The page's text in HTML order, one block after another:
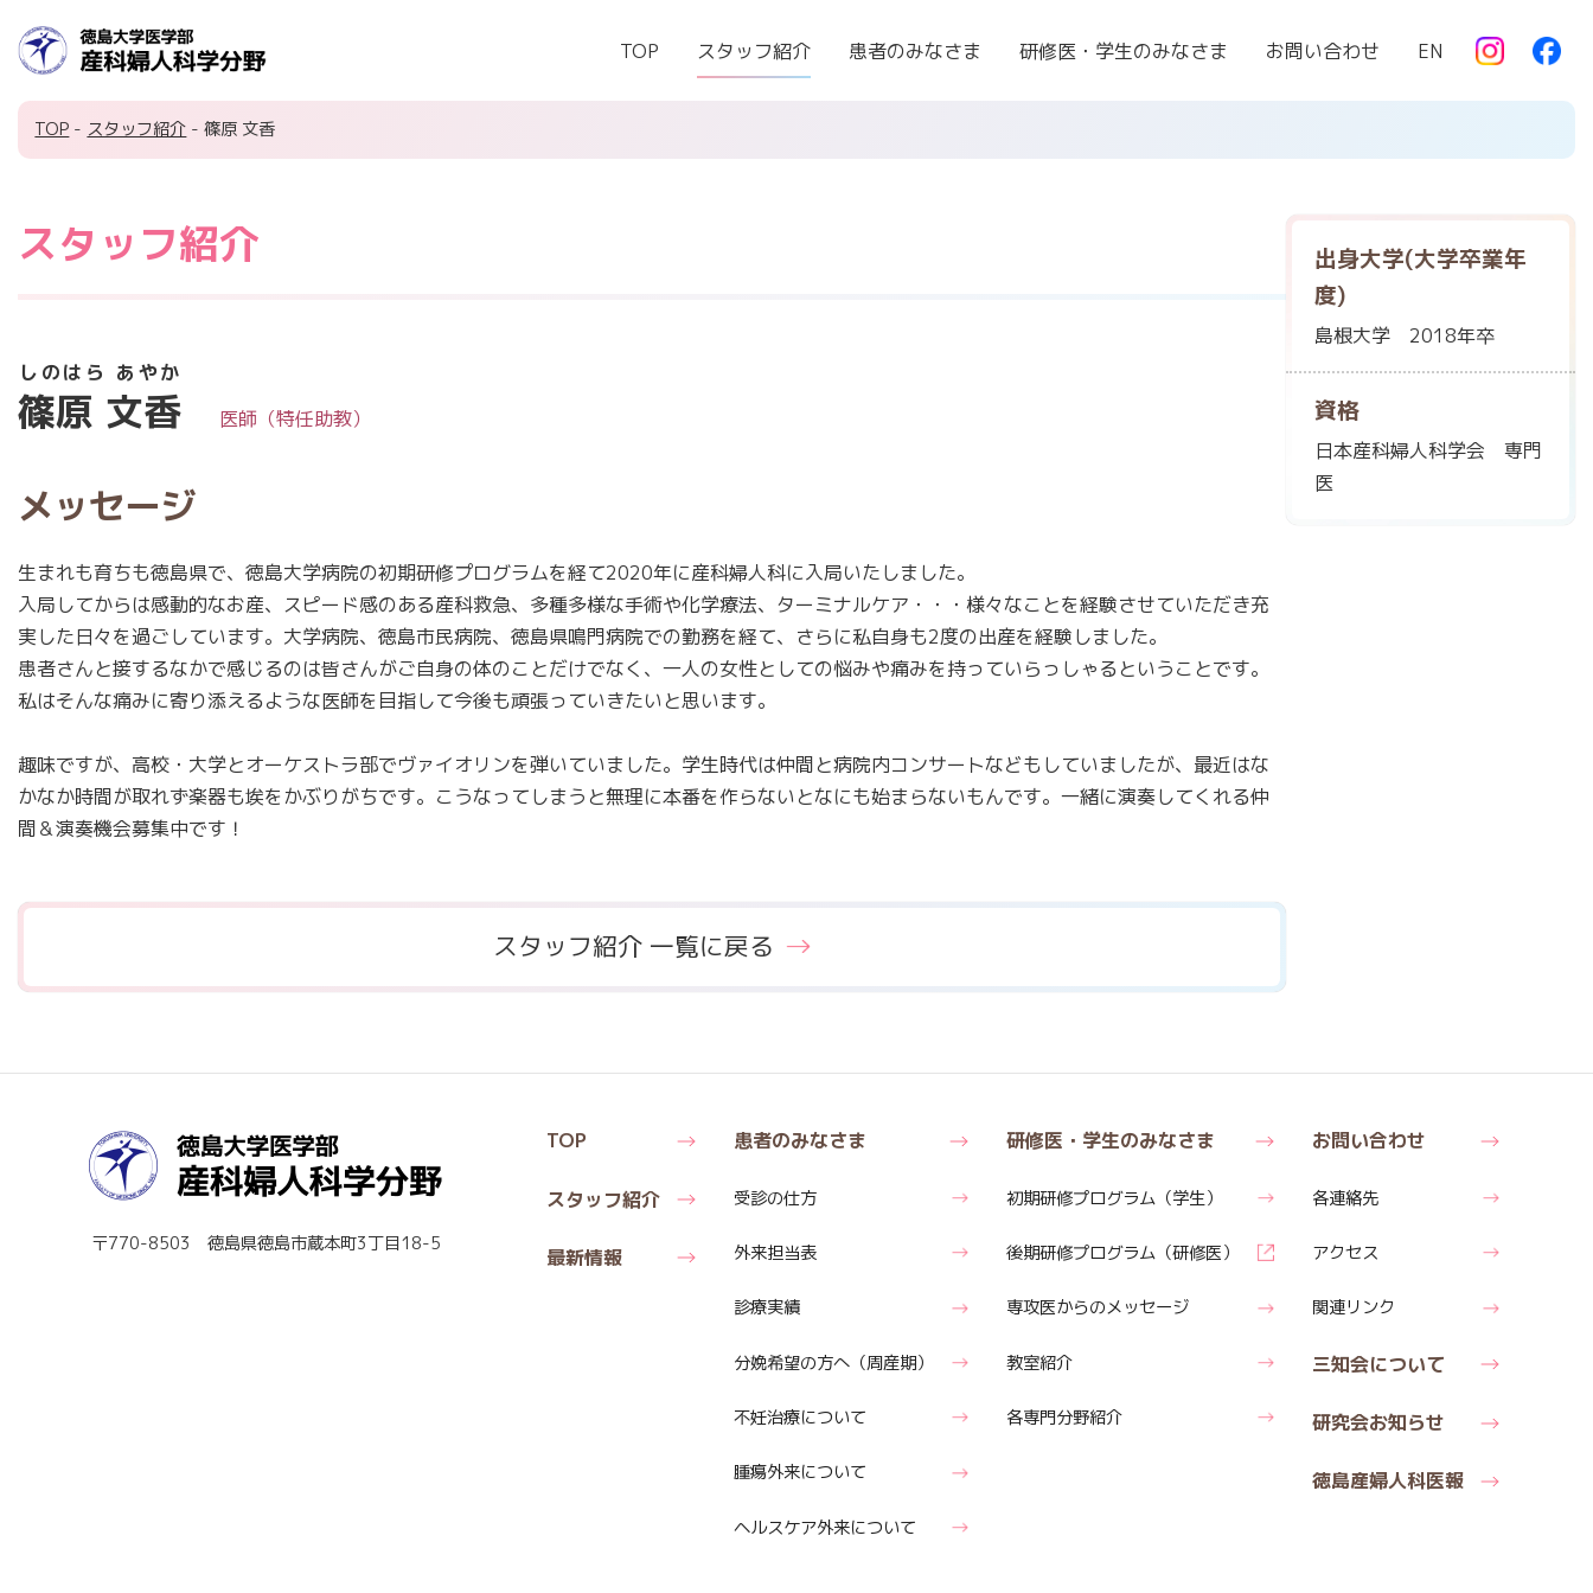
TOP スタッフ紹介 患者のみなさま 研修医・学生のみなさま お問い合わせ EN
TOP - スタッフ紹介 - 篠原 文香
スタッフ紹介
篠原 文香
しのはら あやか
医師（特任助教）
メッセージ
生まれも育ちも徳島県で、徳島大学病院の初期研修プログラムを経て2020年に産科婦人科に入局いたしました。
入局してからは感動的なお産、スピード感のある産科救急、多種多様な手術や化学療法、ターミナルケア・・・様々なことを経験させていただき充
実した日々を過ごしています。大学病院、徳島市民病院、徳島県鳴門病院での勤務を経て、さらに私自身も2度の出産を経験しました。
患者さんと接するなかで感じるのは皆さんがご自身の体のことだけでなく、一人の女性としての悩みや痛みを持っていらっしゃるということです。
私はそんな痛みに寄り添えるような医師を目指して今後も頑張っていきたいと思います。
趣味ですが、高校・大学とオーケストラ部でヴァイオリンを弾いていました。学生時代は仲間と病院内コンサートなどもしていましたが、最近はな
かなか時間が取れず楽器も埃をかぶりがちです。こうなってしまうと無理に本番を作らないとなにも始まらないもんです。一緒に演奏してくれる仲
間＆演奏機会募集中です！
スタッフ紹介 一覧に戻る
出身大学(大学卒業年
度)
島根大学 2018年卒
資格
日本産科婦人科学会 専門
医
〒770-8503 徳島県徳島市蔵本町3丁目18-5
TOP
スタッフ紹介
最新情報
患者のみなさま
受診の仕方
外来担当表
診療実績
分娩希望の方へ （周産期）
不妊治療について
腫瘍外来について
ヘルスケア外来について
研修医・学生のみなさま
初期研修プログラム （学生）
後期研修プログラム （研修医）
専攻医からのメッセージ
教室紹介
各専門分野紹介
お問い合わせ
各連絡先
アクセス
関連リンク
三知会について
研究会お知らせ
徳島産婦人科医報